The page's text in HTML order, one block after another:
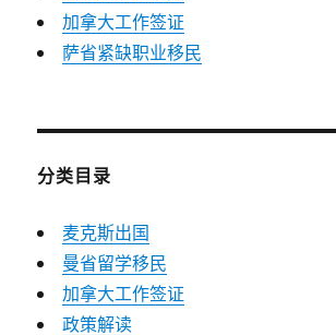
加拿大工作签证
萨省紧缺职业移民
分类目录
麦克斯出国
曼省留学移民
加拿大工作签证
政策解读